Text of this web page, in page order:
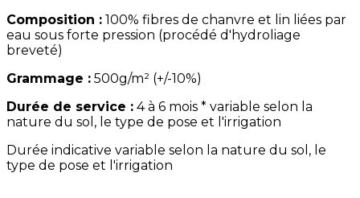
Composition : 100% fibres de chanvre et lin liées par
eau sous forte pression (procédé d'hydroliage
breveté)
Grammage : 500g/m² (+/-10%)
Durée de service : 4 à 6 mois * variable selon la
nature du sol, le type de pose et l'irrigation
Durée indicative variable selon la nature du sol, le
type de pose et l'irrigation